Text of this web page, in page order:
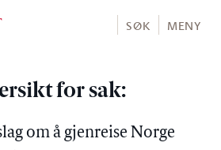
SØK MENY
for sak:
om å gjenreise Norge